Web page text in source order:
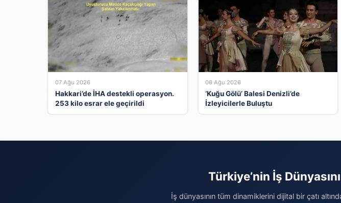
07 Ağu 2026
Hakkari’de İHA destekli operasyon.
253 kilo esrar ele geçirildi
06 Ağu 2026
‘Kuğu Gölü’ Balesi Denizli’de
İzleyicilerle Buluştu
Türkiye’nin İş
İş dünyasının tüm dinamiklerini dijital bir çatı